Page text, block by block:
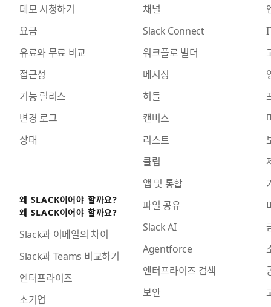
데모 시청하기
요금
유료와 무료 비교
접근성
기능 릴리스
변경 로그
상태
왜 SLACK이어야 할까요?
왜 SLACK이어야 할까요?
Slack과 이메일의 차이
Slack과 Teams 비교하기
엔터프라이즈
소기업
채널
Slack Connect
워크플로 빌더
메시징
허들
캔버스
리스트
클립
앱 및 통합
파일 공유
Slack AI
Agentforce
엔터프라이즈 검색
보안